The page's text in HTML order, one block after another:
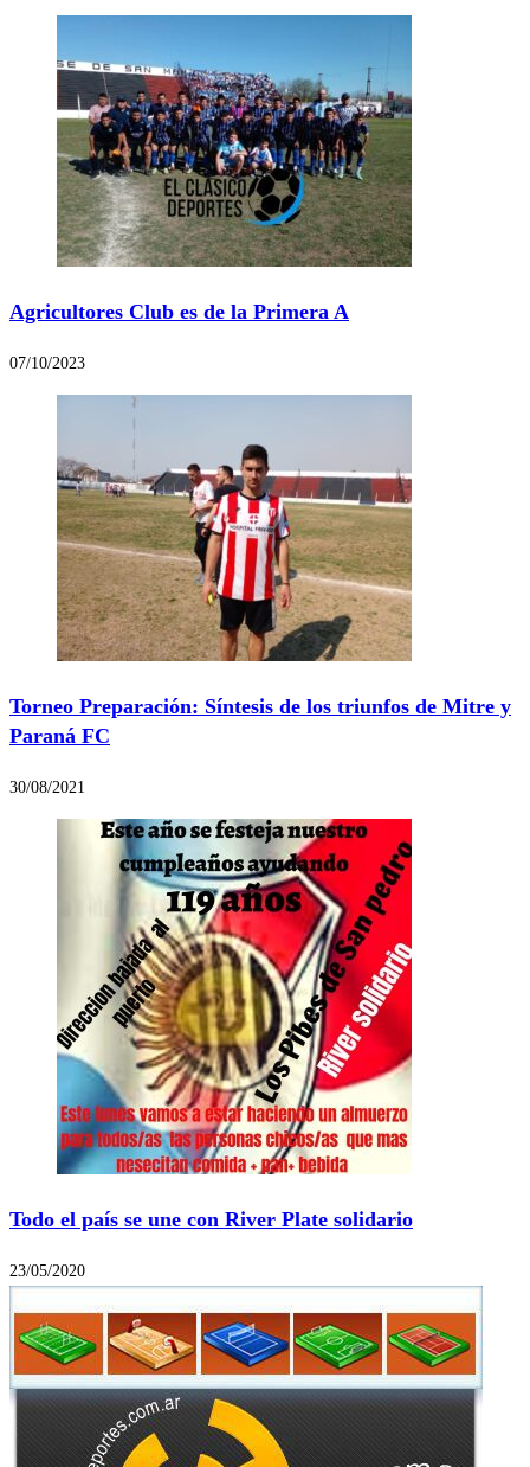
Agricultores Club es de la Primera A
07/10/2023
Torneo Preparación: Síntesis de los triunfos de Mitre y
Paraná FC
30/08/2021
Todo el país se une con River Plate solidario
23/05/2020